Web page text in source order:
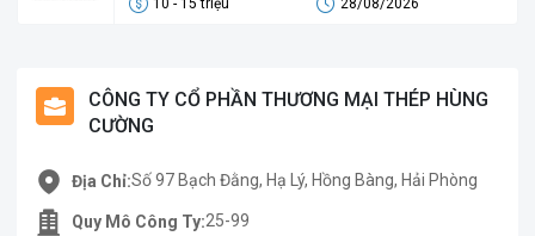
10 - 15 triệu
28/08/2026
CÔNG TY CỔ PHẦN THƯƠNG MẠI THÉP HÙNG
CƯỜNG
Địa Chỉ:Số 97 Bạch Đằng, Hạ Lý, Hồng Bàng, Hải Phòng
Quy Mô Công Ty:25-99